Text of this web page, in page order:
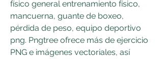
físico general entrenamiento físico,
mancuerna, guante de boxeo,
pérdida de peso, equipo deportivo
png. Pngtree ofrece más de ejercicio
PNG e imágenes vectoriales, así